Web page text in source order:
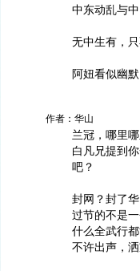
中东动乱与
无中生有，
阿妞看似幽
作者：华山
兰冠，哪里
白凡兄提到
吧？
封网？封了
过节的不是
什么全武行
不许出声，